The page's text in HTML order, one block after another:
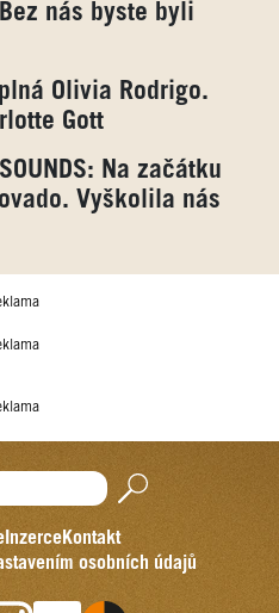
nás byste byli
plná Olivia Rodrigo.
Gott
Na začátku
Vyškolila nás
InzerceKontakt
osobních údajů